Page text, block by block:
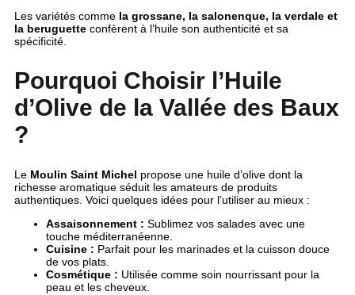
Les variétés comme la grossane, la salonenque, la verdale et
la beruguette confèrent à l’huile son authenticité et sa
spécificité.
Pourquoi Choisir l’Huile
d’Olive de la Vallée des Baux
?
Le Moulin Saint Michel propose une huile d’olive dont la
richesse aromatique séduit les amateurs de produits
authentiques. Voici quelques idées pour l’utiliser au mieux :
Assaisonnement : Sublimez vos salades avec une
touche méditerranéenne.
Cuisine : Parfait pour les marinades et la cuisson douce
de vos plats.
Cosmétique : Utilisée comme soin nourrissant pour la
peau et les cheveux.